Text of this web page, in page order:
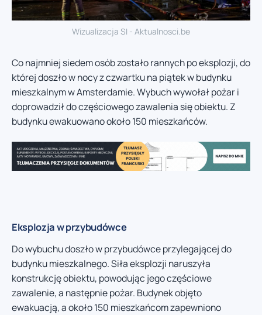
Wizualizacja SI - Aktualnosci.be
Co najmniej siedem osób zostało rannych po eksplozji, do
której doszło w nocy z czwartku na piątek w budynku
mieszkalnym w Amsterdamie. Wybuch wywołał pożar i
doprowadził do częściowego zawalenia się obiektu. Z
budynku ewakuowano około 150 mieszkańców.
Eksplozja w przybudówce
Do wybuchu doszło w przybudówce przylegającej do
budynku mieszkalnego. Siła eksplozji naruszyła
konstrukcję obiektu, powodując jego częściowe
zawalenie, a następnie pożar. Budynek objęto
ewakuacją, a około 150 mieszkańcom zapewniono